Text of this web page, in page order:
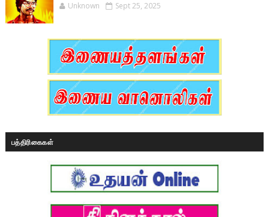
Unknown Sept 25, 2025
பத்திரிகைகள்